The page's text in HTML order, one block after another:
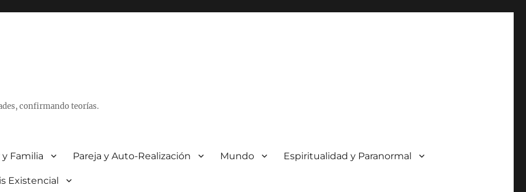
confirmando teorías.
Familia Pareja y Auto-Realización Mundo Espiritualidad y Paranormal
Existencial